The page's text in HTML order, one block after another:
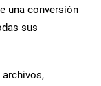
una conversión
sus